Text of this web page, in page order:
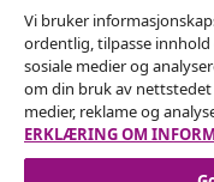
Oppdag mer
Vi bruker
ordentlig, tilpasse
sosiale medier og
om din bruk av
medier, reklame og
ERKLÆRING OM